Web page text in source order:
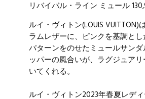
リバイバル・ライン ミュール
ルイ・ヴィトン(LOUIS VUITTON)
ラムレザーに、ピンクを基調とし
パターンをのせたミュールサン
ッパーの風合いが、ラグジュア
いてくれる。
ルイ・ヴィトン2023年春夏レデ